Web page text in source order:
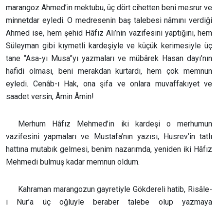
marangoz Ahmed’in mektubu, üç dört cihetten beni mesrur ve
minnetdar eyledi. O medresenin baş talebesi nâmını verdiği
Ahmed ise, hem şehid Hâfız Ali’nin vazifesini yaptığını, hem
Süleyman gibi kıymetli kardeşiyle ve küçük kerimesiyle üç
tane “Asa-yı Musa”yı yazmaları ve mübârek Hasan dayı’nın
hafidi olması, beni merakdan kurtardı, hem çok memnun
eyledi. Cenâb-ı Hak, ona şifa ve onlara muvaffakıyet ve
saadet versin, Âmin Âmin!
Merhum Hâfız Mehmed’in iki kardeşi o merhumun
vazifesini yapmaları ve Mustafa’nın yazısı, Husrev’in tatlı
hattına mutabık gelmesi, benim nazarımda, yeniden iki Hâfız
Mehmedi bulmuş kadar memnun oldum.
Kahraman marangozun gayretiyle Gökdereli hatib, Risâle-
i Nur’a üç oğluyle beraber talebe olup yazmaya